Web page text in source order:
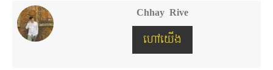
Chhay Rive
ហៅយើង